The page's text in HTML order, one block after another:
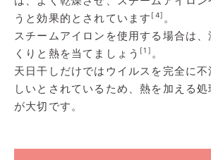
うと効果的とされています [4] 。
スチームアイロンを使用する場合は
くりと熱を当てましょう [1] 。
天日干しだけではウイルスを完全に
しいとされているため、熱を加える
が大切です。